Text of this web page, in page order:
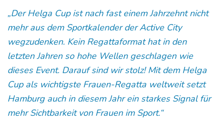
„Der Helga Cup ist nach fast einem Jahrzehnt nicht
mehr aus dem Sportkalender der Active City
wegzudenken. Kein Regattaformat hat in den
letzten Jahren so hohe Wellen geschlagen wie
dieses Event. Darauf sind wir stolz! Mit dem Helga
Cup als wichtigste Frauen-Regatta weltweit setzt
Hamburg auch in diesem Jahr ein starkes Signal für
mehr Sichtbarkeit von Frauen im Sport.“